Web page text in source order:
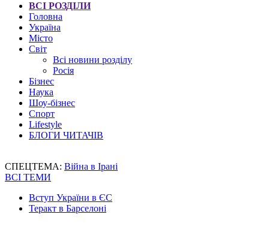
ВСІ РОЗДІЛИ
Головна
Україна
Місто
Світ
Всі новини розділу
Росія
Бізнес
Наука
Шоу-бізнес
Спорт
Lifestyle
БЛОГИ ЧИТАЧІВ
СПЕЦТЕМА: Війна в Ірані
ВСІ ТЕМИ
Вступ України в ЄС
Теракт в Барселоні